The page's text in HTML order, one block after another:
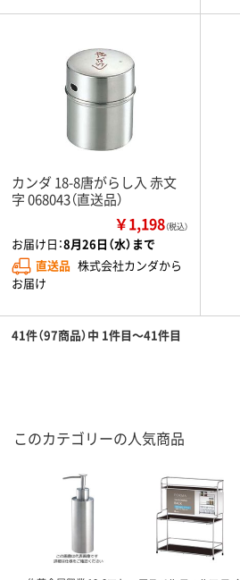
カンダ 18-8唐がらし入 赤文
字 068043（直送品）
￥1,198（税込）
お届け日：8月26日（水）まで
直送品 株式会社カンダから
お届け
41件（97商品）中 1件目～41件目
このカテゴリーの人気商品